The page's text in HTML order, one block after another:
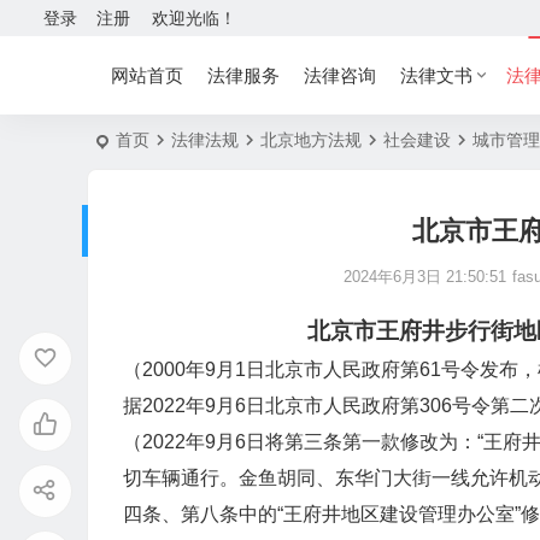
欢迎光临！
登录 注册
网站首页 法律服务 法律咨询 法律文书 法
首页 法律法规 北京地方法规 社会建设 城市管理
北京市王
2024年6月3日 21:50:51
北京市王府井步行街
（2000年9月1日北京市人民政府第61号令发布
据2022年9月6日北京市人民政府第306号令第二
（2022年9月6日将第三条第一款修改为：“王
切车辆通行。金鱼胡同、东华门大街一线允许机
四条、第八条中的“王府井地区建设管理办公室”